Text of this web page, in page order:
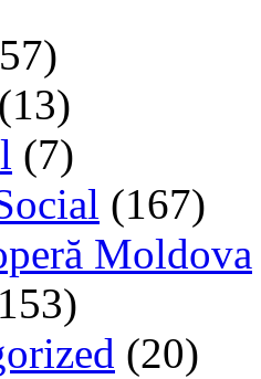
(13)
(7)
(167)
Moldova
(20)